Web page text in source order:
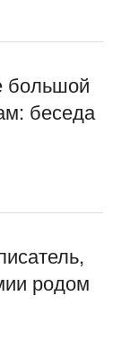
большой
беседа
родом